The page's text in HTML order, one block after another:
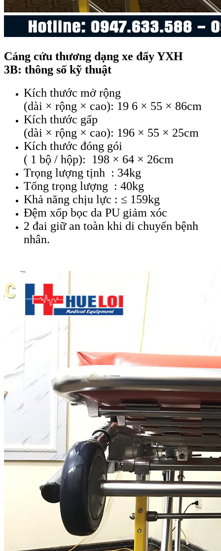
Cáng cứu thương dạng xe đẩy YXH
3B: thông số kỹ thuật
Kích thước mở rộng
(dài × rộng × cao): 19 6 × 55 × 86cm
Kích thước gấp
(dài × rộng × cao): 196 × 55 × 25cm
Kích thước đóng gói
( 1 bộ / hộp): 198 × 64 × 26cm
Trọng lượng tịnh : 34kg
Tổng trọng lượng : 40kg
Khả năng chịu lực : ≤ 159kg
Đệm xốp bọc da PU giảm xóc
2 đai giữ an toàn khi di chuyển bệnh
nhân.